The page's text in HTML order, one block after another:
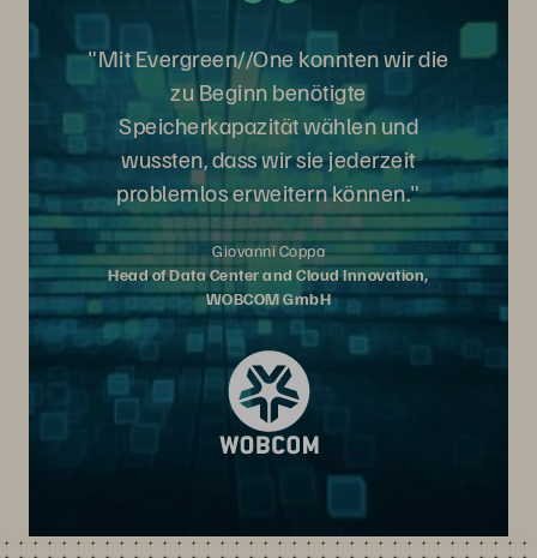
"Mit Evergreen//One konnten wir die
zu Beginn benötigte
Speicherkapazität wählen und
wussten, dass wir sie jederzeit
problemlos erweitern können."
Giovanni Coppa
Head of Data Center and Cloud Innovation,
WOBCOM GmbH